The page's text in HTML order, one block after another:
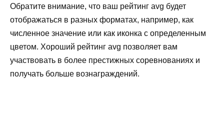
Обратите внимание, что ваш рейтинг avg будет
отображаться в разных форматах, например, как
численное значение или как иконка с определенным
цветом. Хороший рейтинг avg позволяет вам
участвовать в более престижных соревнованиях и
получать больше вознаграждений.